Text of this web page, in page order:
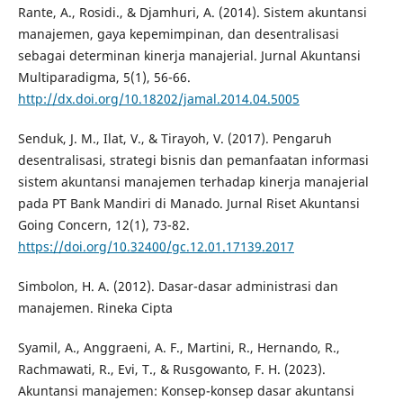
Rante, A., Rosidi., & Djamhuri, A. (2014). Sistem akuntansi
manajemen, gaya kepemimpinan, dan desentralisasi
sebagai determinan kinerja manajerial. Jurnal Akuntansi
Multiparadigma, 5(1), 56-66.
http://dx.doi.org/10.18202/jamal.2014.04.5005
Senduk, J. M., Ilat, V., & Tirayoh, V. (2017). Pengaruh
desentralisasi, strategi bisnis dan pemanfaatan informasi
sistem akuntansi manajemen terhadap kinerja manajerial
pada PT Bank Mandiri di Manado. Jurnal Riset Akuntansi
Going Concern, 12(1), 73-82.
https://doi.org/10.32400/gc.12.01.17139.2017
Simbolon, H. A. (2012). Dasar-dasar administrasi dan
manajemen. Rineka Cipta
Syamil, A., Anggraeni, A. F., Martini, R., Hernando, R.,
Rachmawati, R., Evi, T., & Rusgowanto, F. H. (2023).
Akuntansi manajemen: Konsep-konsep dasar akuntansi